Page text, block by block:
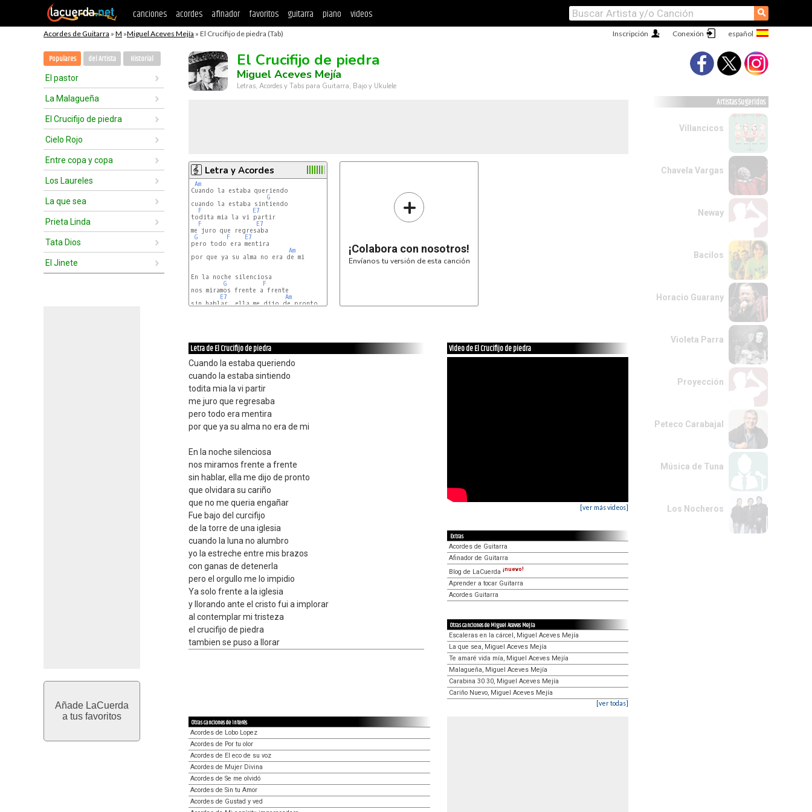
canciones acordes afinador favoritos guitarra piano videos ⚲
Acordes de Guitarra » M »Miguel Aceves Mejía » El Crucifijo de piedra (Tab) Conexión
Inscripción
Populares del Artista Historial
El pastor
La Malagueña
El Crucifijo de piedra
Cielo Rojo
Entre copa y copa
Los Laureles
La que sea
Prieta Linda
Tata Dios
El Jinete
Añade LaCuerda
a tus favoritos
El Crucifijo de piedra
Miguel Aceves Mejía
Letras, Acordes y Tabs para Guitarra, Bajo y Ukulele
Letra y Acordes
Am
Cuando la estaba queriendo
G
cuando la estaba sintiendo
F
E7
todita mia la vi partir
F
E7
me juro que regresaba
G
F
E7
pero todo era mentira
Am
por que ya su alma no era de mi
En la noche silenciosa
G
F
nos miramos frente a frente
E7
Am
sin hablar, ella me dijo de pronto
+
¡Colabora con nosotros!
Envíanos tu versión de esta canción
Letra de El Crucifijo de piedra
Cuando la estaba queriendo
cuando la estaba sintiendo
todita mia la vi partir
me juro que regresaba
pero todo era mentira
por que ya su alma no era de mi
En la noche silenciosa
nos miramos frente a frente
sin hablar, ella me dijo de pronto
que olvidara su cariño
que no me queria engañar
Fue bajo del curcifijo
de la torre de una iglesia
cuando la luna no alumbro
yo la estreche entre mis brazos
con ganas de detenerla
pero el orgullo me lo impidio
Ya solo frente a la iglesia
y llorando ante el cristo fui a implorar
al contemplar mi tristeza
el crucifijo de piedra
tambien se puso a llorar
Video de El Crucifijo de piedra
[ver más videos]
Extras
Acordes de Guitarra
Afinador de Guitarra
Blog de LaCuerda ¡nuevo!
Aprender a tocar Guitarra
Acordes Guitarra
Otras canciones de Miguel Aceves Mejía
Escaleras en la cárcel, Miguel Aceves Mejía
La que sea, Miguel Aceves Mejía
Te amaré vida mía, Miguel Aceves Mejía
Malagueña, Miguel Aceves Mejía
Carabina 30 30, Miguel Aceves Mejía
Cariño Nuevo, Miguel Aceves Mejía
[ver todas]
Otras canciones de interés
Acordes de Lobo Lopez
Acordes de Por tu olor
Acordes de El eco de su voz
Acordes de Mujer Divina
Acordes de Se me olvidó
Acordes de Sin tu Amor
Acordes de Gustad y ved
Artistas Sugeridos
Villancicos
Chavela Vargas
Neway
Bacilos
Horacio Guarany
Violeta Parra
Proyección
Peteco Carabajal
Música de Tuna
Los Nocheros